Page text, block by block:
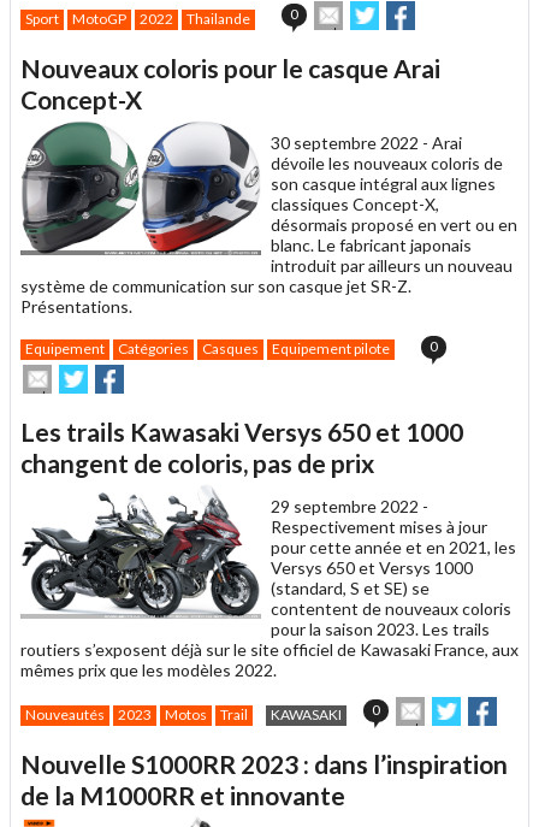
Sport MotoGP 2022 Thailande 0
Envoyer
cet
à
Partager
sur sur
Nouveaux coloris pour le casque Arai
Concept-X
30 septembre 2022 - Arai
dévoile les nouveaux coloris de
son casque intégral aux lignes
classiques Concept-X,
désormais proposé en vert ou en
blanc. Le fabricant japonais
introduit par ailleurs un nouveau
système de communication sur son casque jet SR-Z.
Présentations.
Equipement Catégories Casques Equipement pilote 0
Envoyer
cet
à
un
ami
Partager
sur
sur
Les trails Kawasaki Versys 650 et 1000
changent de coloris, pas de prix
29 septembre 2022 -
Respectivement mises à jour
pour cette année et en 2021, les
Versys 650 et Versys 1000
(standard, S et SE) se
contentent de nouveaux coloris
pour la saison 2023. Les trails
routiers s’exposent déjà sur le site officiel de Kawasaki France, aux
mêmes prix que les modèles 2022.
Nouveautés 2023 Motos Trail KAWASAKI 0
Envoyer
cet
à
Partager
sur sur
Nouvelle S1000RR 2023 : dans l’inspiration
de la M1000RR et innovante